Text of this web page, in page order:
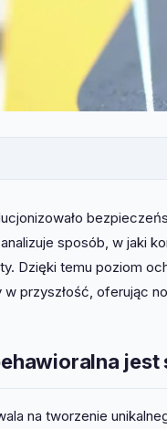
sposób, w jaki
Dzięki temu poziom
w przyszłość, oferując
jest
na tworzenie